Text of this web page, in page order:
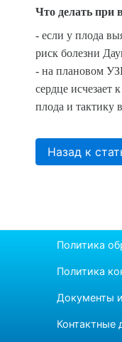
Что делать при
- если у плода
риск болезни
- на плановом
сердце исчезает
плода и тактику
Назад к
Политика
Политика
Документы
Контактные